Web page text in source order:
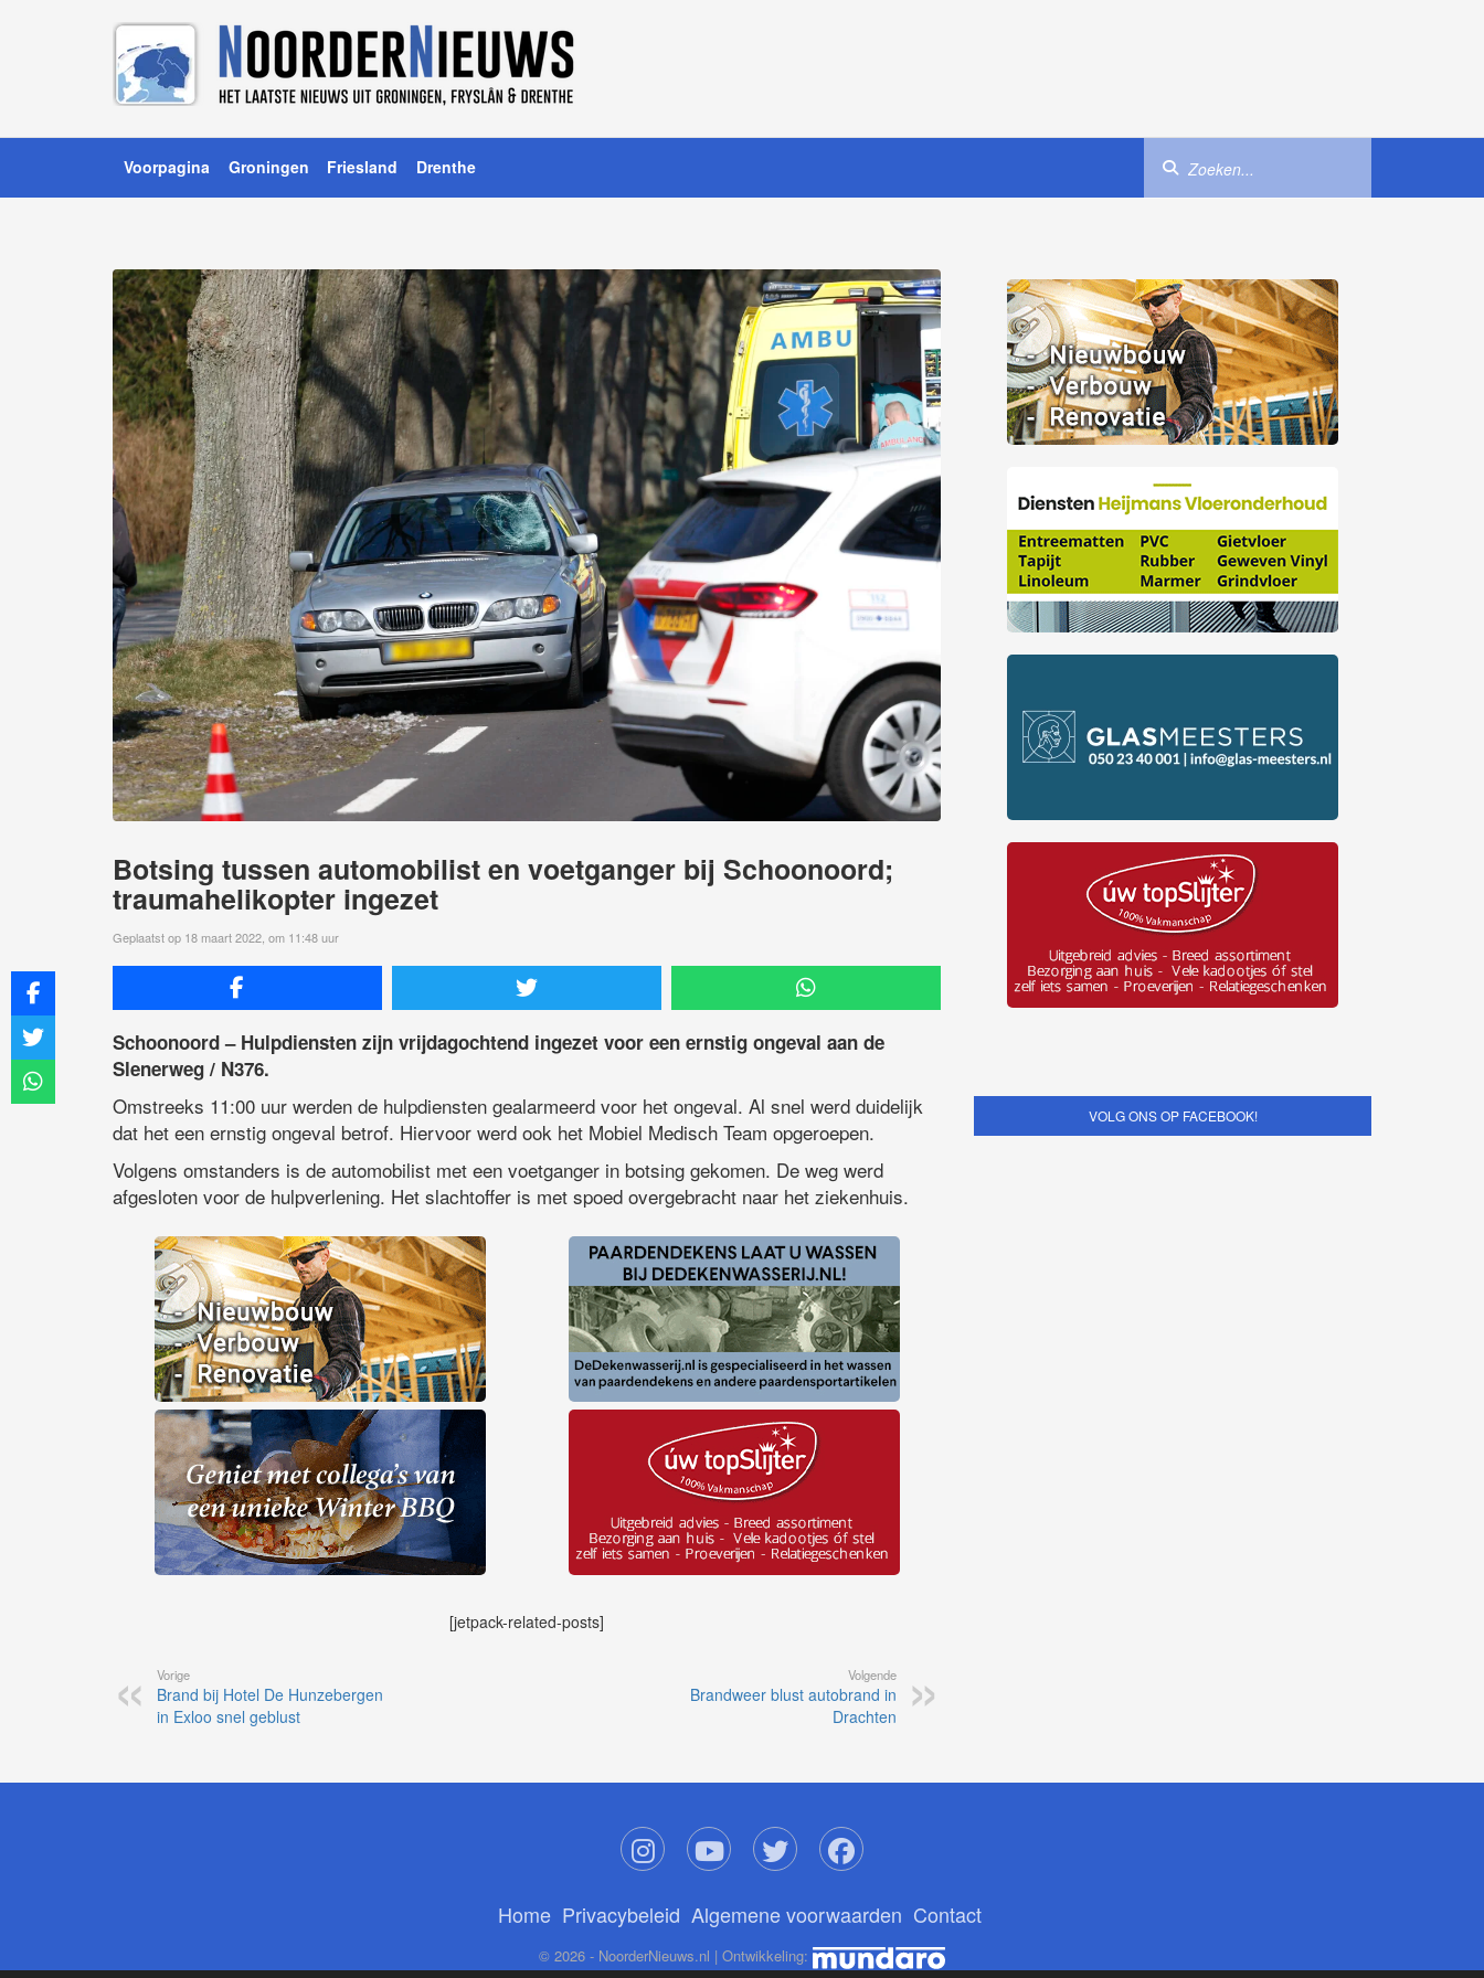
Voorpagina Groningen Friesland Drenthe
Botsing tussen automobilist en voetganger bij Schoonoord;
traumahelikopter ingezet
Geplaatst op 18 maart 2022, om 11:48 uur
Schoonoord – Hulpdiensten zijn vrijdagochtend ingezet voor een ernstig ongeval aan de
Slenerweg / N376.
Omstreeks 11:00 uur werden de hulpdiensten gealarmeerd voor het ongeval. Al snel werd duidelijk
dat het een ernstig ongeval betrof. Hiervoor werd ook het Mobiel Medisch Team opgeroepen.
Volgens omstanders is de automobilist met een voetganger in botsing gekomen. De weg werd
afgesloten voor de hulpverlening. Het slachtoffer is met spoed overgebracht naar het ziekenhuis.
[jetpack-related-posts]
Vorige
Brand bij Hotel De Hunzebergen
in Exloo snel geblust
Volgende
Brandweer blust autobrand in
Drachten
VOLG ONS OP FACEBOOK!
Home Privacybeleid Algemene voorwaarden Contact
© 2026 - NoorderNieuws.nl | Ontwikkeling: